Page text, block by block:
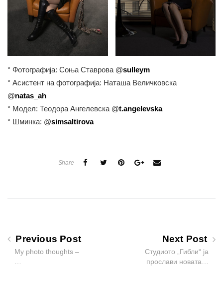
° Фотографија: Соња Ставрова @sulleym
° Асистент на фотографија: Наташа Величковска
@natas_ah
° Модел: Теодора Ангелевска @t.angelevska
° Шминка: @simsaltirova
Share
Previous Post
My photo thoughts –
…
Next Post
Студиото „Гибли“ ја
прослави новата…